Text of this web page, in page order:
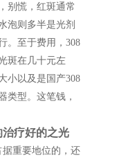
别慌，红斑通常
泡则多半是光剂
。至于费用，308
斑在几十元左
小以及是国产308
类型。这笔钱，
疗好的之光
据重要地位的，还